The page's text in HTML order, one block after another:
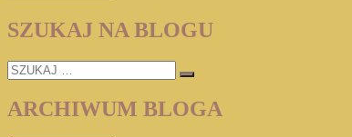
„KUCHNIA”
SZUKAJ NA BLOGU
SZUKAJ
…
ARCHIWUM BLOGA